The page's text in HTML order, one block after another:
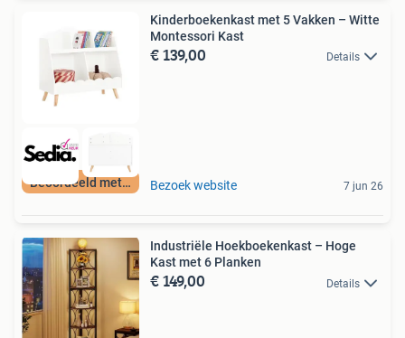
Beoordeeld met 9+
Kinderboekenkast met 5 Vakken – Witte
Montessori Kast
€ 139,00 Details
Bezoek website 7 jun 26
Industriële Hoekboekenkast – Hoge
Kast met 6 Planken
€ 149,00 Details